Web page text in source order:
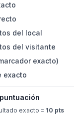
del local
del visitante
exacto)
exacto
exacto = 10 pts